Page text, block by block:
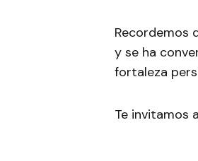
Recordemos
y se ha
fortaleza
Te invitamos